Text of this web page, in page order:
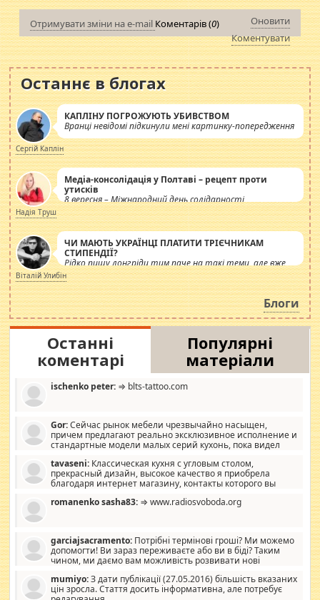
Отримувати зміни на e-mail Коментарів (0)
Оновити
Коментувати
Останнє в блогах
КАПЛІНУ ПОГРОЖУЮТЬ УБИВСТВОМ
Вранці невідомі підкинули мені картинку-попередження
Сергій Каплін
Медіа-консолідація у Полтаві – рецепт проти
утисків
8 вересня – Міжнародний день солідарності
журналістів.
Надія Труш
ЧИ МАЮТЬ УКРАЇНЦІ ПЛАТИТИ ТРІЄЧНИКАМ
СТИПЕНДІЇ?
Рідко пишу лонгріди тим паче на такі теми, але вже
просто дістало! Обурюють сьогоднішні інсенуації
навколо стипендіального питання. Штучно
роздувається ще одна соціальна катастрофа.
Віталій Улибін
Блоги
Останні
коментарі
Популярні
матеріали
ischenko peter: ⇒ blts-tattoo.com
Gor:Сейчас рынок мебели чрезвычайно насыщен,
причем предлагают реально эксклюзивное исполнение и
стандартные модели малых серий кухонь, пока видел
стандартные формы, в MebelOk, креативненько и что главное -
со вкусом все в порядке, без ненужных наворотов удорожающих
мебель, а это не последний фактор.
tavaseni: Классическая кухня с угловым столом,
прекрасный дизайн, высокое качество я приобрела
благодаря интернет магазину, контакты которого вы
romanenko sasha83: ⇒ www.radiosvoboda.org
garciajsacramento: Потрібні термінові гроші? Ми можемо
допомогти! Ви зараз переживаєте або ви в біді? Таким
чином, ми даємо вам можливість розвивати нові
допомагати людям, які намагаються дати їм шанс. Кожен
заслуговує на другий шанс, і, оскільки влада не зможе, вони
mumiyo:З дати публікації (27.05.2016) більшість вказаних
цін зросла. Стаття досить інформативна, але потребує